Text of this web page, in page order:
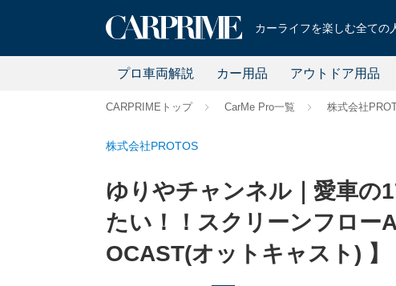
カーライフを楽しむ全ての
プロ車両解説 カー用品 アウトドア用品
CARPRIMEトップ CarMe Pro一覧 株式会社
株式会社PROTOS
ゆりやチャンネル｜愛車の
たい！！スクリーンフロ
OCAST(オットキャスト) 】